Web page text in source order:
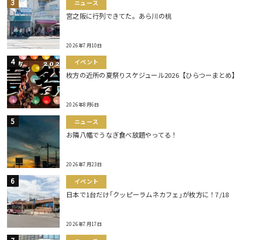
ニュース
宮之阪に行列できてた。あら川の桃
2026年7月10日
イベント
枚方の近所の夏祭りスケジュール2026【ひらつーまとめ】
2026年8月6日
ニュース
お隣八幡でうなぎ食べ放題やってる！
2026年7月23日
イベント
日本で1台だけ｢クッピーラムネカフェ｣が枚方に！7/18
2026年7月17日